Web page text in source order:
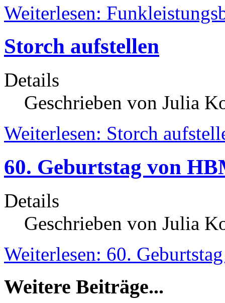
Weiterlesen:
Storch aufstellen
Details
Geschrieben von Julia
Weiterlesen: Storch
60. Geburtstag von
Details
Geschrieben von Julia
Weiterlesen: 60.
Weitere Beiträge...